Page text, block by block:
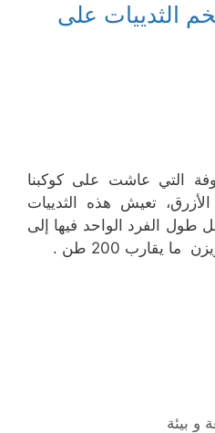
الثدييات على
التي عاشت على كوكبنا
تعيش هذه الثدييات
طول الفرد الواحد فيها إلى
و بيئة